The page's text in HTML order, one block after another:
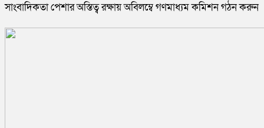
সাংবাদিকতা পেশার অস্তিত্ব রক্ষায় অবিলম্বে গণমাধ্যম কমিশন গঠন করুন